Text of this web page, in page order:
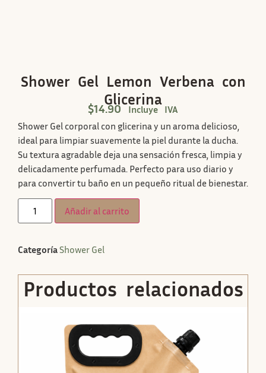
Shower Gel Lemon Verbena con
Glicerina
$14.90
Incluye IVA
Shower Gel corporal con glicerina y un aroma delicioso,
ideal para limpiar suavemente la piel durante la ducha.
Su textura agradable deja una sensación fresca, limpia y
delicadamente perfumada. Perfecto para uso diario y
para convertir tu baño en un pequeño ritual de bienestar.
Añadir al carrito
CategoríaShower Gel
Productos relacionados